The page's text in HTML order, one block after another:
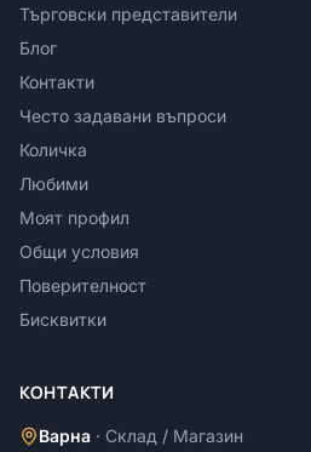
Търговски представители
Блог
Контакти
Често задавани въпроси
Количка
Любими
Моят профил
Общи условия
Поверителност
Бисквитки
КОНТАКТИ
Варна · Склад / Магазин